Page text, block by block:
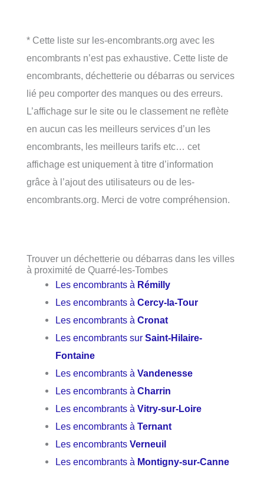
* Cette liste sur les-encombrants.org avec les
encombrants n’est pas exhaustive. Cette liste de
encombrants, déchetterie ou débarras ou services
lié peu comporter des manques ou des erreurs.
L’affichage sur le site ou le classement ne reflète
en aucun cas les meilleurs services d’un les
encombrants, les meilleurs tarifs etc… cet
affichage est uniquement à titre d’information
grâce à l’ajout des utilisateurs ou de les-
encombrants.org. Merci de votre compréhension.
Trouver un déchetterie ou débarras dans les villes
à proximité de Quarré-les-Tombes
Les encombrants à Rémilly
Les encombrants àCercy-la-Tour
Les encombrants àCronat
Les encombrants surSaint-Hilaire-
Fontaine
Les encombrants àVandenesse
Les encombrants àCharrin
Les encombrants àVitry-sur-Loire
Les encombrants àTernant
Les encombrantsVerneuil
Les encombrants à Montigny-sur-Canne